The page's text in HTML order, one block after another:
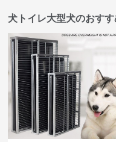
犬トイレ大型犬のおす